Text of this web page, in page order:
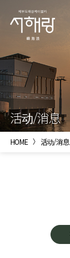
活动/消息
HOME 活动/消息